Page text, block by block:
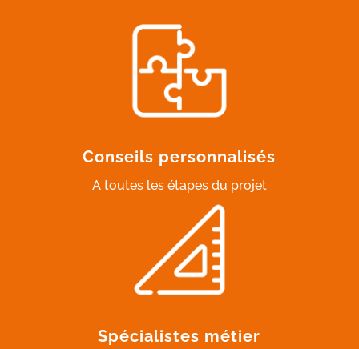
Conseils personnalisés
A toutes les étapes du projet
Spécialistes métier